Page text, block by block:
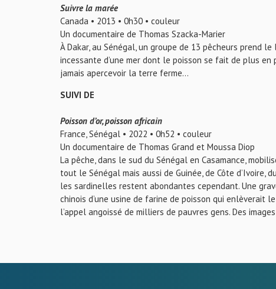
Suivre la marée
Canada • 2013 • 0h30 • couleur
Un documentaire de Thomas Szacka-Marier
À Dakar, au Sénégal, un groupe de 13 pêcheurs prend
incessante d’une mer dont le poisson se fait de plus
jamais apercevoir la terre ferme…
SUIVI DE
Poisson d’or, poisson africain
France, Sénégal • 2022 • 0h52 • couleur
Un documentaire de Thomas Grand et Moussa Diop
La pêche, dans le sud du Sénégal en Casamance,
tout le Sénégal mais aussi de Guinée, de Côte d’Ivoire,
les sardinelles restent abondantes cependant. Une
chinois d’une usine de farine de poisson qui enlèverait
l’appel angoissé de milliers de pauvres gens. Des